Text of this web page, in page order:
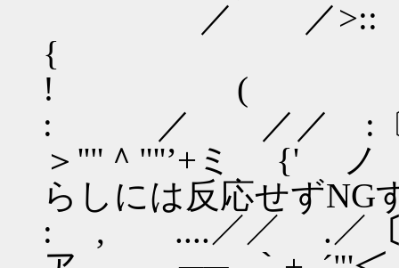
／ ／>::
{ ,､v'√:
! (
: ／ ／／ :
＞''"＾
らしには反応せずNG
: , ....／／ .